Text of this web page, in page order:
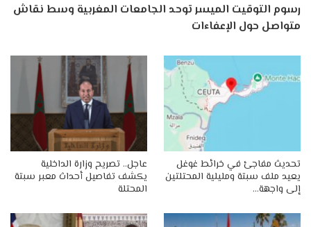
رسوم التوقيت الميسر توحد الجامعات المغربية وسط نقاش
متواصل حول الإعفاءات
تحديث مفاجئ في خرائط غوغل
يعيد ملف سبتة ومليلية المحتلتين
إلى واجهة…
عاجل.. تصريح وزارة الداخلية
يكشف تفاصيل أحداث معبر سبتة
المحتلة